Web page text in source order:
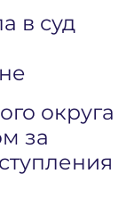
в суд
округа
за